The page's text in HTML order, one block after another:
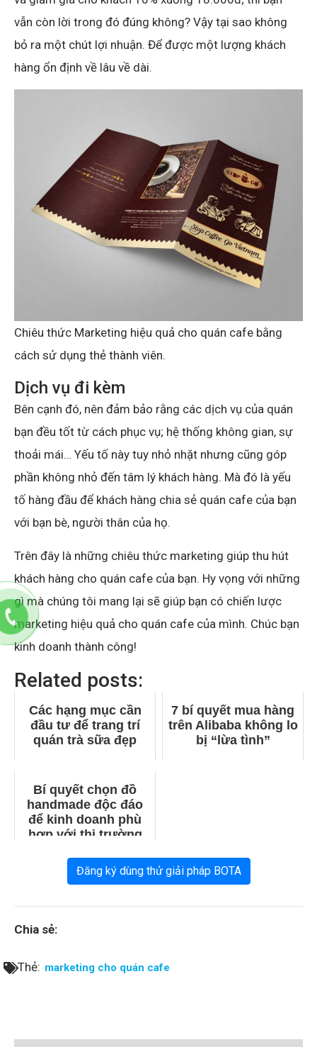
vẫn còn lời trong đó đúng không? Vậy tại sao không
bỏ ra một chút lợi nhuận. Để được một lượng khách
hàng ổn định về lâu về dài.
Chiêu thức Marketing hiệu quả cho quán cafe bằng
cách sử dụng thẻ thành viên.
Dịch vụ đi kèm
Bên cạnh đó, nên đảm bảo rằng các dịch vụ của quán
bạn đều tốt từ cách phục vụ; hệ thống không gian, sự
thoải mái… Yếu tố này tuy nhỏ nhặt nhưng cũng góp
phần không nhỏ đến tâm lý khách hàng. Mà đó là yếu
tố hàng đầu để khách hàng chia sẻ quán cafe của bạn
với bạn bè, người thân của họ.
Trên đây là những chiêu thức marketing giúp thu hút
khách hàng cho quán cafe của bạn. Hy vọng với những
gì mà chúng tôi mang lại sẽ giúp bạn có chiến lược
marketing hiệu quả cho quán cafe của mình. Chúc bạn
kinh doanh thành công!
Related posts:
Các hạng mục cần
đầu tư để trang trí
quán trà sữa đẹp
7 bí quyết mua hàng
trên Alibaba không lo
bị “lừa tình”
Bí quyết chọn đồ
handmade độc đáo
để kinh doanh phù
hợp với thị trường
Đăng ký dùng thử giải pháp BOTA
Chia sẻ:
Thẻ: marketing cho quán cafe